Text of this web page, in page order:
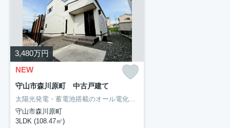
3,480万円
NEW
守山市森川原町 中古戸建て
太陽光発電・蓄電池搭載のオール電化住宅。
守山市森川原町
3LDK (108.47㎡)